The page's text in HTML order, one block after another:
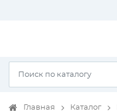
Главная Каталог